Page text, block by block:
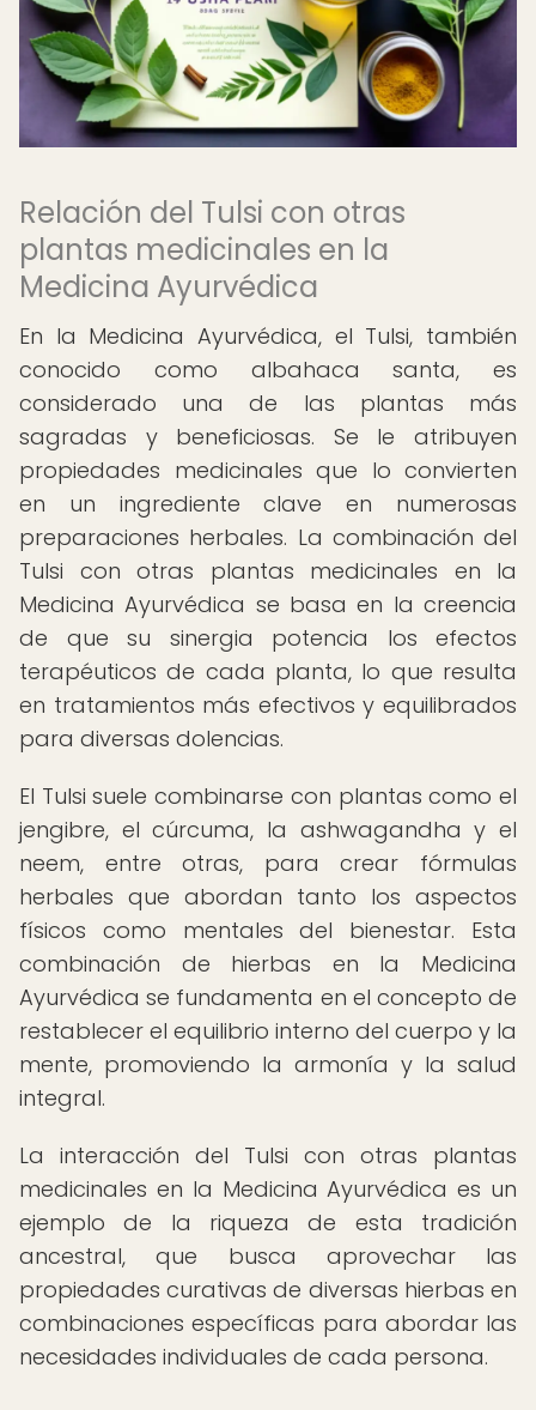
Relación del Tulsi con otras
plantas medicinales en la
Medicina Ayurvédica
En la Medicina Ayurvédica, el Tulsi, también
conocido como albahaca santa, es
considerado una de las plantas más
sagradas y beneficiosas. Se le atribuyen
propiedades medicinales que lo convierten
en un ingrediente clave en numerosas
preparaciones herbales. La combinación del
Tulsi con otras plantas medicinales en la
Medicina Ayurvédica se basa en la creencia
de que su sinergia potencia los efectos
terapéuticos de cada planta, lo que resulta
en tratamientos más efectivos y equilibrados
para diversas dolencias.
El Tulsi suele combinarse con plantas como el
jengibre, el cúrcuma, la ashwagandha y el
neem, entre otras, para crear fórmulas
herbales que abordan tanto los aspectos
físicos como mentales del bienestar. Esta
combinación de hierbas en la Medicina
Ayurvédica se fundamenta en el concepto de
restablecer el equilibrio interno del cuerpo y la
mente, promoviendo la armonía y la salud
integral.
La interacción del Tulsi con otras plantas
medicinales en la Medicina Ayurvédica es un
ejemplo de la riqueza de esta tradición
ancestral, que busca aprovechar las
propiedades curativas de diversas hierbas en
combinaciones específicas para abordar las
necesidades individuales de cada persona.